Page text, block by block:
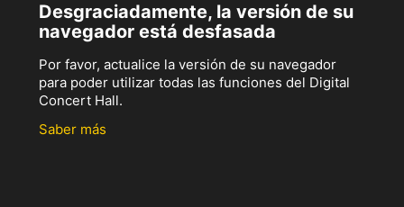
Desgraciadamente, la versión de su
navegador está desfasada
Por favor, actualice la versión de su navegador
para poder utilizar todas las funciones del Digital
Concert Hall.
Saber más